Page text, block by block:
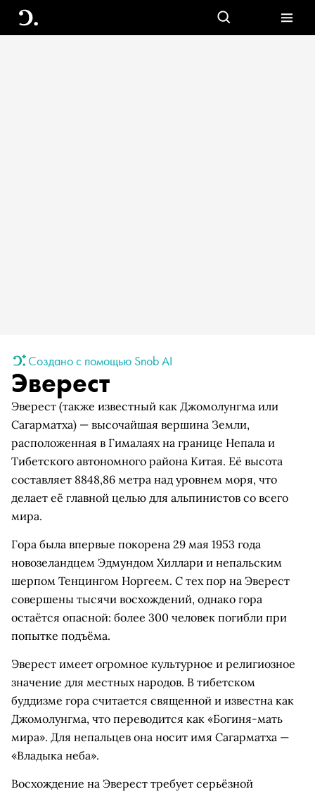
Создано с помощью Snob AI
Эверест
Эверест (также известный как Джомолунгма или
Сагарматха) — высочайшая вершина Земли,
расположенная в Гималаях на границе Непала и
Тибетского автономного района Китая. Её высота
составляет 8848,86 метра над уровнем моря, что
делает её главной целью для альпинистов со всего
мира.
Гора была впервые покорена 29 мая 1953 года
новозеландцем Эдмундом Хиллари и непальским
шерпом Тенцингом Норгеем. С тех пор на Эверест
совершены тысячи восхождений, однако гора
остаётся опасной: более 300 человек погибли при
попытке подъёма.
Эверест имеет огромное культурное и религиозное
значение для местных народов. В тибетском
буддизме гора считается священной и известна как
Джомолунгма, что переводится как «Богиня-мать
мира». Для непальцев она носит имя Сагарматха —
«Владыка неба».
Восхождение на Эверест требует серьёзной